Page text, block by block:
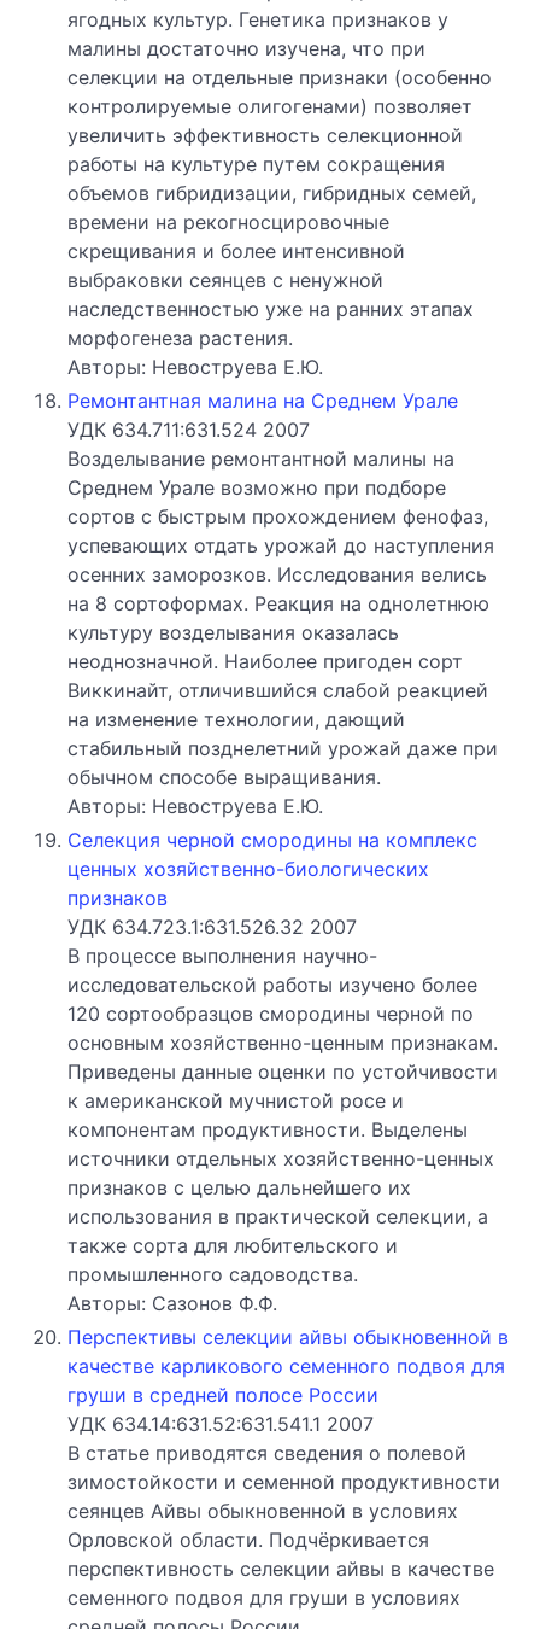
ягодных культур. Генетика признаков у
малины достаточно изучена, что при
селекции на отдельные признаки (особенно
контролируемые олигогенами) позволяет
увеличить эффективность селекционной
работы на культуре путем сокращения
объемов гибридизации, гибридных семей,
времени на рекогносцировочные
скрещивания и более интенсивной
выбраковки сеянцев с ненужной
наследственностью уже на ранних этапах
морфогенеза растения.
Авторы: Невоструева Е.Ю.
Ремонтантная малина на Среднем Урале
УДК 634.711:631.524 2007
Возделывание ремонтантной малины на
Среднем Урале возможно при подборе
сортов с быстрым прохождением фенофаз,
успевающих отдать урожай до наступления
осенних заморозков. Исследования велись
на 8 сортоформах. Реакция на однолетнюю
культуру возделывания оказалась
неоднозначной. Наиболее пригоден сорт
Виккинайт, отличившийся слабой реакцией
на изменение технологии, дающий
стабильный позднелетний урожай даже при
обычном способе выращивания.
Авторы: Невоструева Е.Ю.
Селекция черной смородины на комплекс
ценных хозяйственно-биологических
признаков
УДК 634.723.1:631.526.32 2007
В процессе выполнения научно-
исследовательской работы изучено более
120 сортообразцов смородины черной по
основным хозяйственно-ценным признакам.
Приведены данные оценки по устойчивости
к американской мучнистой росе и
компонентам продуктивности. Выделены
источники отдельных хозяйственно-ценных
признаков с целью дальнейшего их
использования в практической селекции, а
также сорта для любительского и
промышленного садоводства.
Авторы: Сазонов Ф.Ф.
Перспективы селекции айвы обыкновенной в
качестве карликового семенного подвоя для
груши в cредней полосе России
УДК 634.14:631.52:631.541.1 2007
В статье приводятся сведения о полевой
зимостойкости и семенной продуктивности
сеянцев Айвы обыкновенной в условиях
Орловской области. Подчёркивается
перспективность селекции айвы в качестве
семенного подвоя для груши в условиях